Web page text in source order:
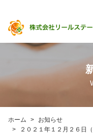
ホーム
お知らせ
２０２１年１２月２６日